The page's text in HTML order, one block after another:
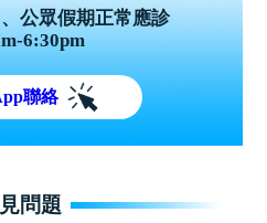
公眾假期正常應診
6:30pm
聯絡
問題